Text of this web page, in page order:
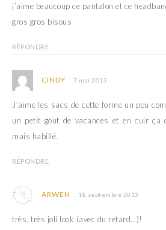
j’aime beaucoup ce pantalon et ce
gros gros bisous
RÉPONDRE
CINDY 7 mai 2013
J’aime les sacs de cette forme un peu
un petit gout de vacances et en cuir ça
mais habillé.
RÉPONDRE
ARWEN 18 septembre 2013
très, très joli look (avec du retard…)!